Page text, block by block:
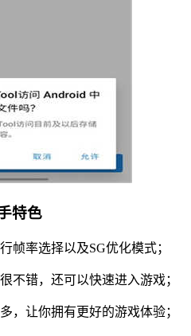
特色
帧率选择以及SG优化模式；
不错，还可以快速进入游戏；
，让你拥有更好的游戏体验；